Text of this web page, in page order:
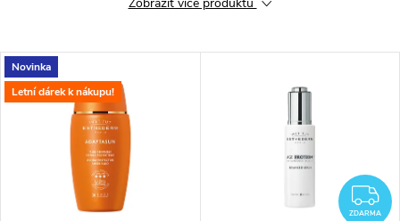
V
ý
Novinka
Letní dárek k nákupu!
ZDARMA